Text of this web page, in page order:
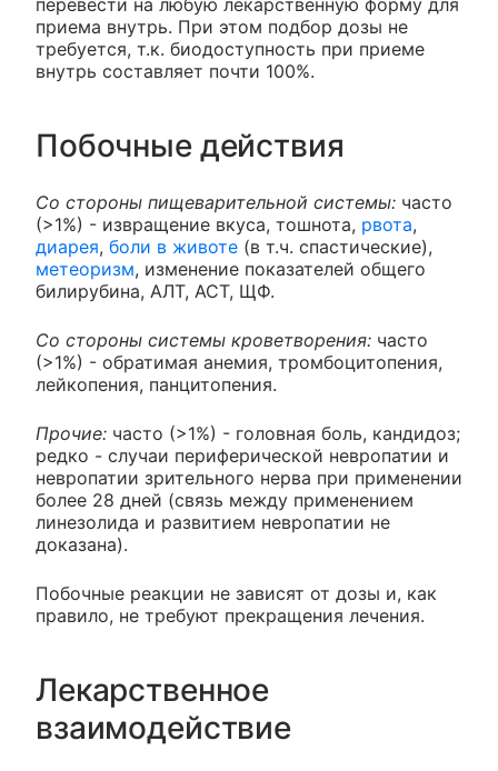
приема внутрь. При этом подбор дозы не
требуется, т.к. биодоступность при приеме
внутрь составляет почти 100%.
Побочные действия
Со стороны пищеварительной системы: часто
(>1%) - извращение вкуса, тошнота, рвота,
диарея, боли в животе (в т.ч. спастические),
метеоризм, изменение показателей общего
билирубина, АЛТ, АСТ, ЩФ.
Со стороны системы кроветворения: часто
(>1%) - обратимая анемия, тромбоцитопения,
лейкопения, панцитопения.
Прочие: часто (>1%) - головная боль, кандидоз;
редко - случаи периферической невропатии и
невропатии зрительного нерва при применении
более 28 дней (связь между применением
линезолида и развитием невропатии не
доказана).
Побочные реакции не зависят от дозы и, как
правило, не требуют прекращения лечения.
Лекарственное
взаимодействие